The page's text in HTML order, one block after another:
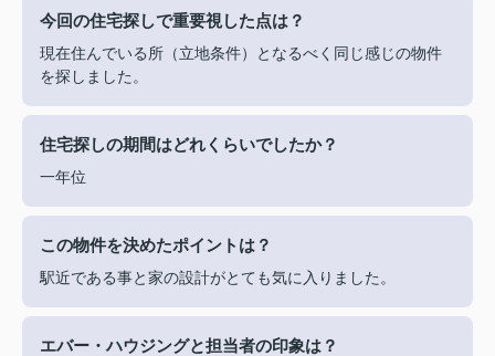
今回の住宅探しで重要視した点は？
現在住んでいる所（立地条件）となるべく同じ感じの物件
を探しました。
住宅探しの期間はどれくらいでしたか？
一年位
この物件を決めたポイントは？
駅近である事と家の設計がとても気に入りました。
エバー・ハウジングと担当者の印象は？